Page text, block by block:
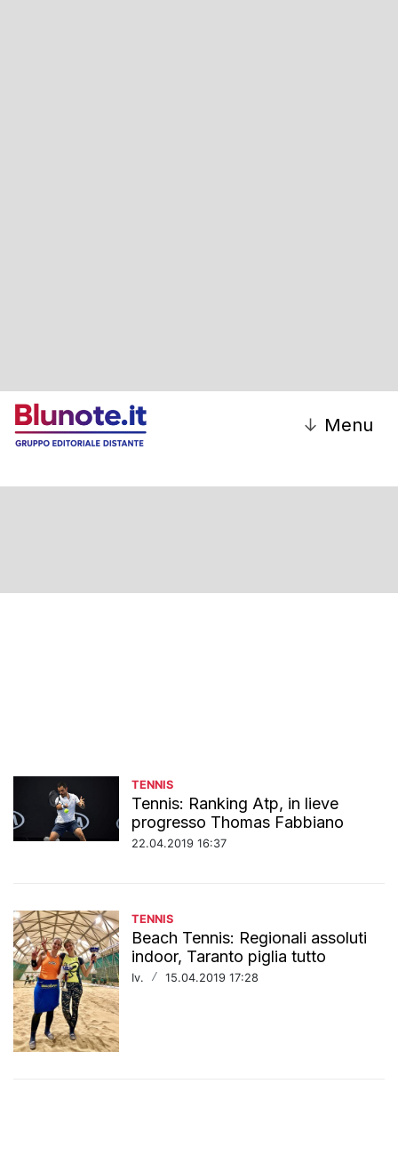
↓ Menu
TENNIS
Tennis: Ranking Atp, in lieve
progresso Thomas Fabbiano
22.04.2019 16:37
TENNIS
Beach Tennis: Regionali assoluti
indoor, Taranto piglia tutto
Iv. / 15.04.2019 17:28